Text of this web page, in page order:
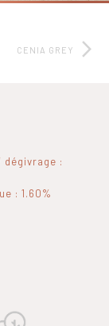
CENIA GREY
:
: 1.60%